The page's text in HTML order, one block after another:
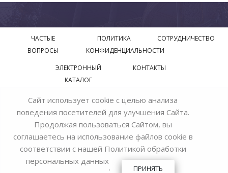
ЧАСТЫЕ
ВОПРОСЫ
ПОЛИТИКА
КОНФИДЕНЦИАЛЬНОСТИ
СОТРУДНИЧЕСТВО
ЭЛЕКТРОННЫЙ
КАТАЛОГ
КОНТАКТЫ
© 2018—2026 Официальный сайт завода производителя
Bohemia Ivele Crystal
Сайт использует cookie с целью анализа
поведения посетителей для улучшения Сайта.
Продолжая пользоваться Сайтом, вы
соглашаетесь на использование файлов cookie в
соответствии с нашей Политикой обработки
персональных данных
. ПРИНЯТЬ